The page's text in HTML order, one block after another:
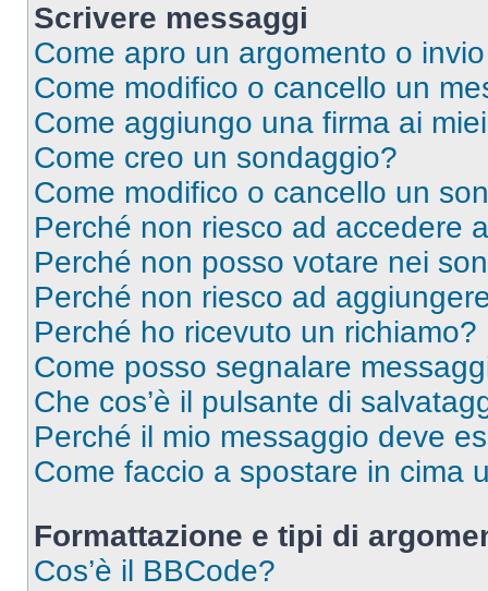
Scrivere messaggi
Come apro un argomento o
Come modifico o cancello un
Come aggiungo una firma ai
Come creo un sondaggio?
Come modifico o cancello un
Perché non riesco ad accedere
Perché non posso votare nei
Perché non riesco ad
Perché ho ricevuto un richiamo?
Come posso segnalare
Che cos’è il pulsante di
Perché il mio messaggio deve
Come faccio a spostare in cima
Formattazione e tipi di
Cos’è il BBCode?